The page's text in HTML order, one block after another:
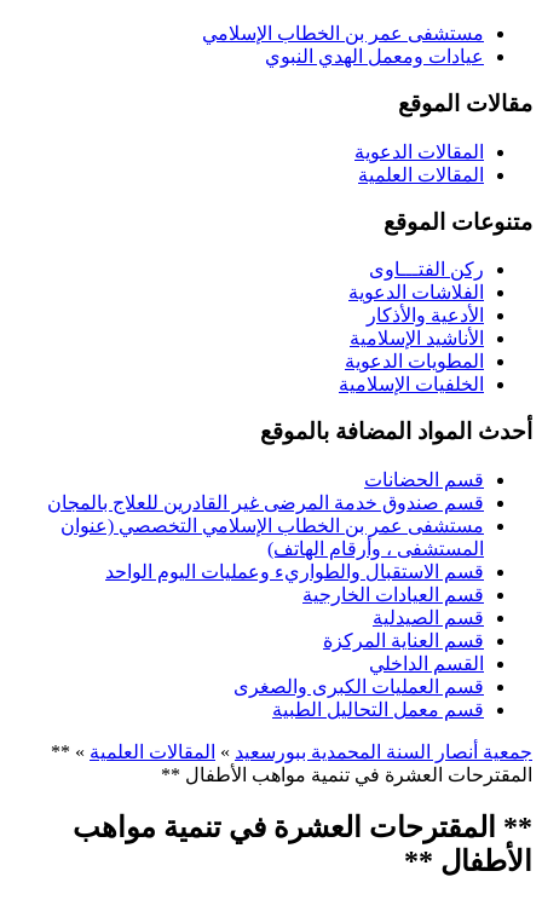
مستشفى عمر بن الخطاب الإسلامي
عيادات ومعمل الهدي النبوي
مقالات الموقع
المقالات الدعوية
المقالات العلمية
متنوعات الموقع
ركن الفتـــاوى
الفلاشات الدعوية
الأدعية والأذكار
الأناشيد الإسلامية
المطويات الدعوية
الخلفيات الإسلامية
أحدث المواد المضافة بالموقع
قسم الحضانات
قسم صندوق خدمة المرضى غير القادرين للعلاج بالمجان
مستشفى عمر بن الخطاب الإسلامي التخصصي (عنوان
المستشفى ، وأرقام الهاتف)
قسم الاستقبال والطواريء وعمليات اليوم الواحد
قسم العيادات الخارجية
قسم الصيدلية
قسم العناية المركزة
القسم الداخلي
قسم العمليات الكبرى والصغرى
قسم معمل التحاليل الطبية
جمعية أنصار السنة المحمدية ببورسعيد » المقالات العلمية » **
المقترحات العشرة في تنمية مواهب الأطفال **
** المقترحات العشرة في تنمية مواهب
الأطفال **